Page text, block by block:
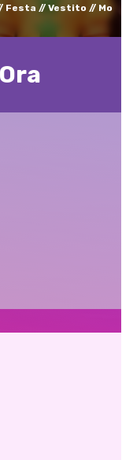
Festa Vestito
Mo